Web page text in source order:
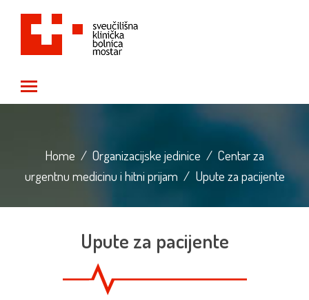
Home / Organizacijske jedinice / Centar za
urgentnu medicinu i hitni prijam / Upute za pacijente
Upute za pacijente